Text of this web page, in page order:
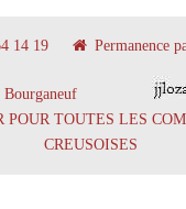
14 19 Permanence
POUR TOUTES LES
CREUSOISES